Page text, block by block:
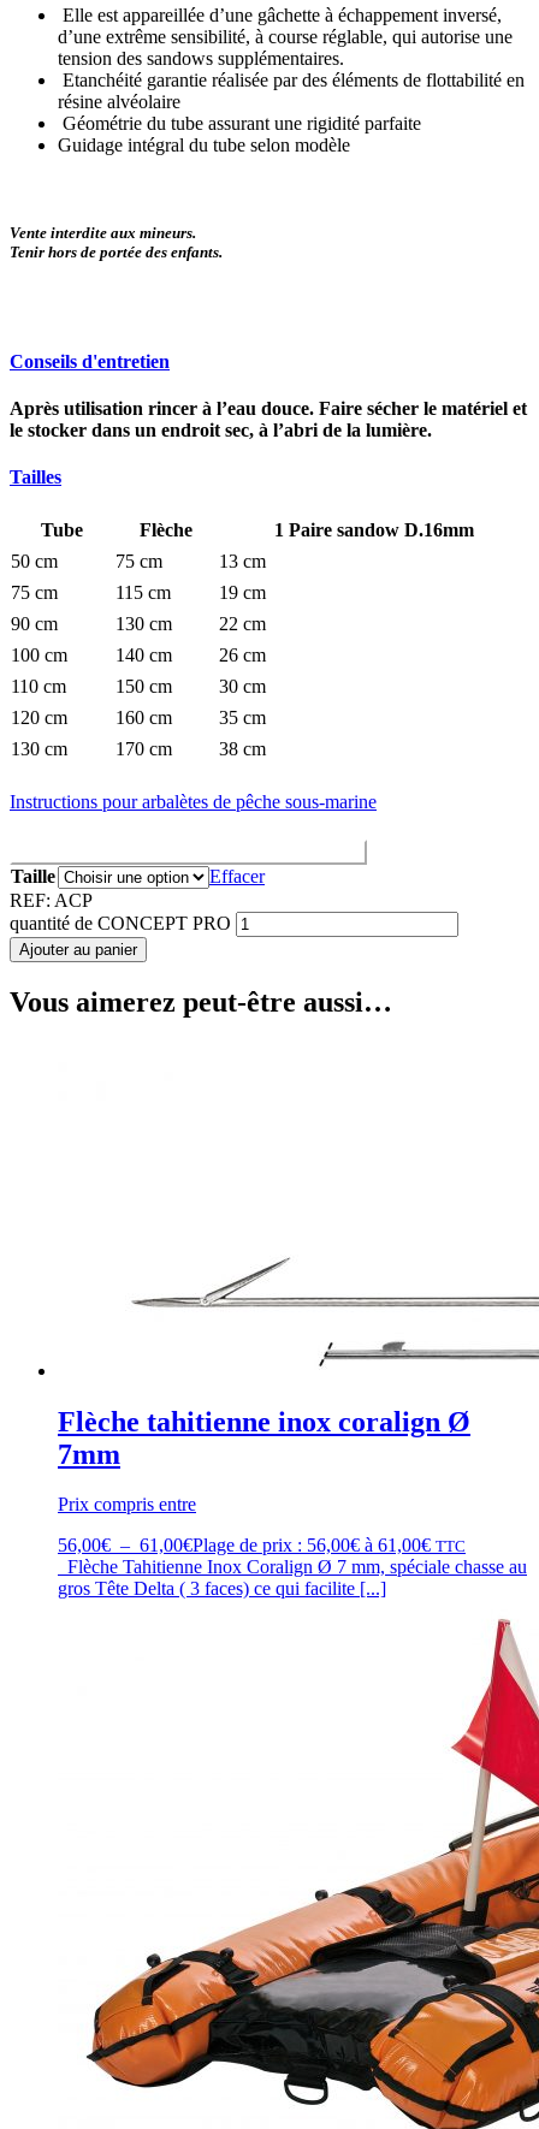
Elle est appareillée d’une gâchette à échappement inversé,
d’une extrême sensibilité, à course réglable, qui autorise une
tension des sandows supplémentaires.
Etanchéité garantie réalisée par des éléments de flottabilité en
résine alvéolaire
Géométrie du tube assurant une rigidité parfaite
Guidage intégral du tube selon modèle
Vente interdite aux mineurs.
Tenir hors de portée des enfants.
Conseils d'entretien
Après utilisation rincer à l’eau douce. Faire sécher le matériel et
le stocker dans un endroit sec, à l’abri de la lumière.
Tailles
Tube Flèche
1 Paire sandow D.16mm
50 cm
75 cm
13 cm
75 cm
115 cm
19 cm
90 cm
130 cm
22 cm
100 cm
140 cm
26 cm
110 cm
150 cm
30 cm
120 cm
160 cm
35 cm
130 cm
170 cm 38 cm
Instructions pour arbalètes de pêche sous-marine
Taille
Effacer
REF: ACP
quantité de CONCEPT PRO
Ajouter au panier
Vous aimerez peut-être aussi…
Flèche tahitienne inox coralign Ø
7mm
Prix compris entre
56,00€ – 61,00€Plage de prix : 56,00€ à 61,00€ TTC
Flèche Tahitienne Inox Coralign Ø 7 mm, spéciale chasse au
gros Tête Delta ( 3 faces) ce qui facilite [...]